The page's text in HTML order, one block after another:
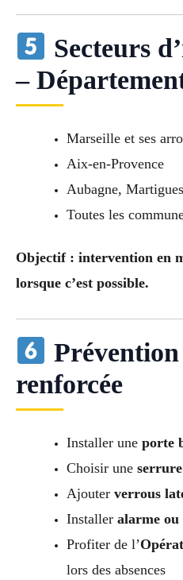
Secteurs
–
Marseille et ses
Aix-en-Provence
Aubagne,
Toutes les
Objectif : intervention en
lorsque c’est possible.
renforcée
Installer une porte
Choisir une
Ajouter verrous
Installer alarme ou
Profiter de l’
lors des absences